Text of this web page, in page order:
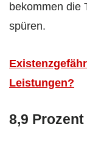
bekommen die
spüren.
Leistungen?
8,9